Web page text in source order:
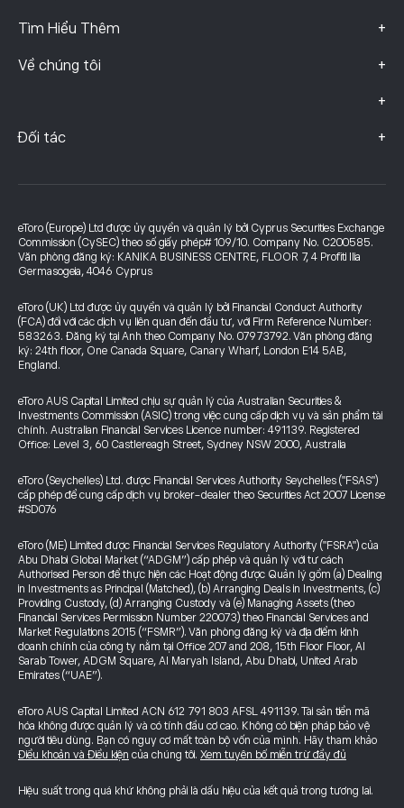
Tìm Hiểu Thêm +
Về chúng tôi +
+
Đối tác +
eToro (Europe) Ltd được ủy quyền và quản lý bởi Cyprus Securities Exchange
Commission (CySEC) theo số giấy phép# 109/10. Company No. C200585.
Văn phòng đăng ký: KANIKA BUSINESS CENTRE, FLOOR 7, 4 Profiti Ilia
Germasogeia, 4046 Cyprus
eToro (UK) Ltd được ủy quyền và quản lý bởi Financial Conduct Authority
(FCA) đối với các dịch vụ liên quan đến đầu tư, với Firm Reference Number:
583263. Đăng ký tại Anh theo Company No. 07973792. Văn phòng đăng
ký: 24th floor, One Canada Square, Canary Wharf, London E14 5AB,
England.
eToro AUS Capital Limited chịu sự quản lý của Australian Securities &
Investments Commission (ASIC) trong việc cung cấp dịch vụ và sản phẩm tài
chính. Australian Financial Services Licence number: 491139. Registered
Office: Level 3, 60 Castlereagh Street, Sydney NSW 2000, Australia
eToro (Seychelles) Ltd. được Financial Services Authority Seychelles ("FSAS")
cấp phép để cung cấp dịch vụ broker-dealer theo Securities Act 2007 License
#SD076
eToro (ME) Limited được Financial Services Regulatory Authority ("FSRA") của
Abu Dhabi Global Market (“ADGM”) cấp phép và quản lý với tư cách
Authorised Person để thực hiện các Hoạt động được Quản lý gồm (a) Dealing
in Investments as Principal (Matched), (b) Arranging Deals in Investments, (c)
Providing Custody, (d) Arranging Custody và (e) Managing Assets (theo
Financial Services Permission Number 220073) theo Financial Services and
Market Regulations 2015 (“FSMR”). Văn phòng đăng ký và địa điểm kinh
doanh chính của công ty nằm tại Office 207 and 208, 15th Floor Floor, Al
Sarab Tower, ADGM Square, Al Maryah Island, Abu Dhabi, United Arab
Emirates (“UAE”).
eToro AUS Capital Limited ACN 612 791 803 AFSL 491139. Tài sản tiền mã
hóa không được quản lý và có tính đầu cơ cao. Không có biện pháp bảo vệ
người tiêu dùng. Bạn có nguy cơ mất toàn bộ vốn của mình. Hãy tham khảo
Điều khoản và Điều kiện của chúng tôi. Xem tuyên bố miễn trừ đầy đủ
Hiệu suất trong quá khứ không phải là dấu hiệu của kết quả trong tương lai.